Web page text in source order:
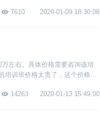
7610 2020-01-09 18:30:08
左右。具体价格需要咨询该培
培训班价格太贵了，这个价格一
14263
2020-01-13 15:49:00